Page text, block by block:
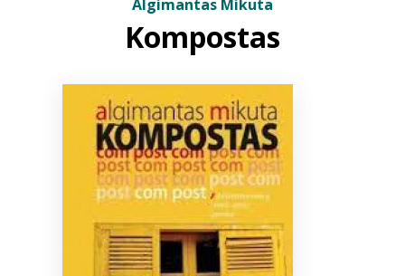
Bibliotekoms
+370 667 80 541
Algimantas Mikuta
Kompostas